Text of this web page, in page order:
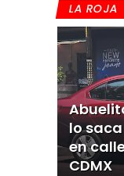
LA ROJA
lo
en
CDMX